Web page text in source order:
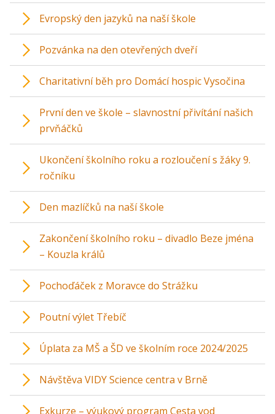
Evropský den jazyků na naší škole
Pozvánka na den otevřených dveří
Charitativní běh pro Domácí hospic Vysočina
První den ve škole – slavnostní přivítání našich
prvňáčků
Ukončení školního roku a rozloučení s žáky 9.
ročníku
Den mazlíčků na naší škole
Zakončení školního roku – divadlo Beze jména
– Kouzla králů
Pochoďáček z Moravce do Strážku
Poutní výlet Třebíč
Úplata za MŠ a ŠD ve školním roce 2024/2025
Návštěva VIDY Science centra v Brně
Exkurze – výukový program Cesta vod